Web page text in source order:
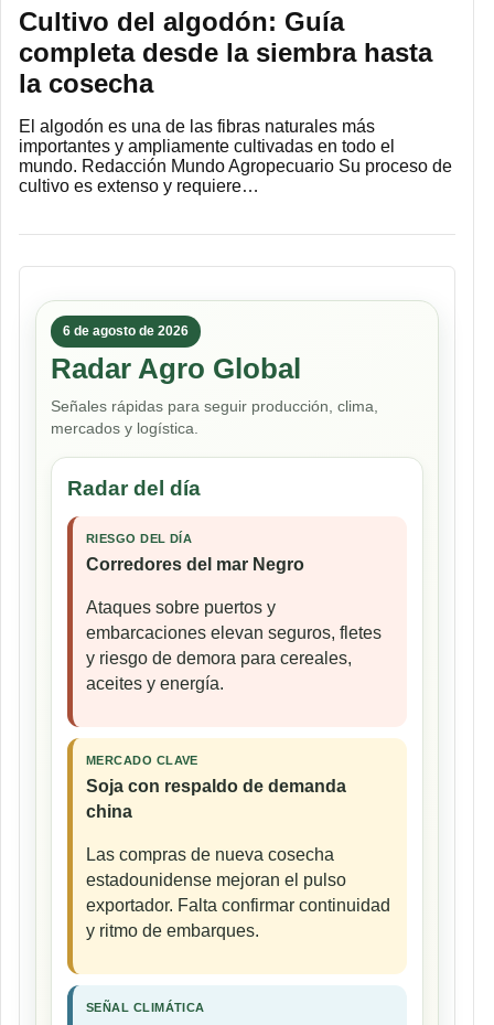
Cultivo del algodón: Guía
completa desde la siembra hasta
la cosecha
El algodón es una de las fibras naturales más
importantes y ampliamente cultivadas en todo el
mundo. Redacción Mundo Agropecuario Su proceso de
cultivo es extenso y requiere…
6 de agosto de 2026
Radar Agro Global
Señales rápidas para seguir producción, clima,
mercados y logística.
Radar del día
RIESGO DEL DÍA
Corredores del mar Negro
Ataques sobre puertos y
embarcaciones elevan seguros, fletes
y riesgo de demora para cereales,
aceites y energía.
MERCADO CLAVE
Soja con respaldo de demanda
china
Las compras de nueva cosecha
estadounidense mejoran el pulso
exportador. Falta confirmar continuidad
y ritmo de embarques.
SEÑAL CLIMÁTICA